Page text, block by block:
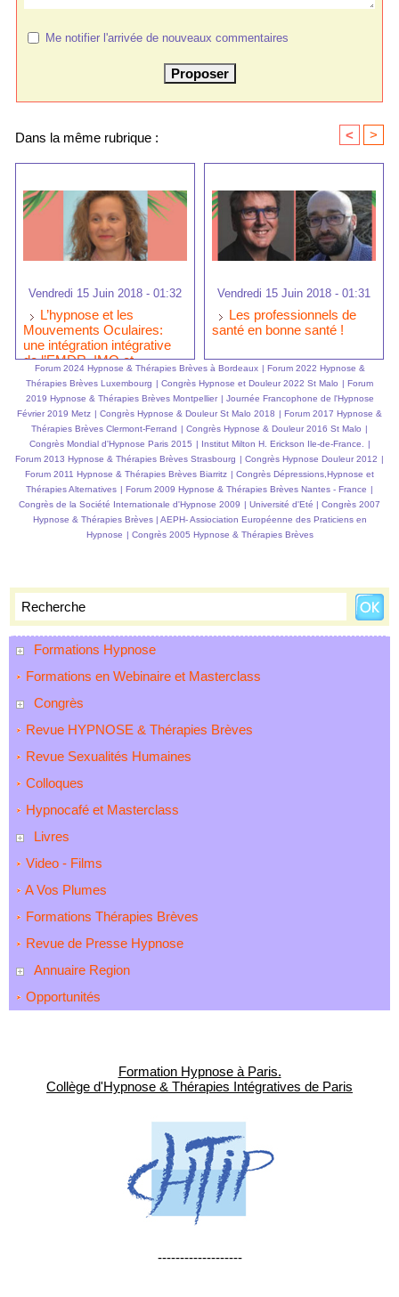
Formations Hypnose
Formations en Webinaire et Masterclass
Congrès
Revue HYPNOSE & Thérapies Brèves
Revue Sexualités Humaines
Colloques
Hypnocafé et Masterclass
Livres
Video - Films
A Vos Plumes
Formations Thérapies Brèves
Revue de Presse Hypnose
Annuaire Region
Opportunités
Formation Hypnose à Paris.
Collège d'Hypnose & Thérapies Intégratives de Paris
-------------------
Me notifier l'arrivée de nouveaux commentaires
Dans la même rubrique : < >
Vendredi 15 Juin 2018 - 01:32
L’hypnose et les
Mouvements Oculaires:
une intégration intégrative
de l’EMDR, IMO et
l'hypnose ericksonienne
Vendredi 15 Juin 2018 - 01:31
Les professionnels de
santé en bonne santé !
Forum 2024 Hypnose & Thérapies Brèves à Bordeaux | Forum 2022 Hypnose &
Thérapies Brèves Luxembourg | Congrès Hypnose et Douleur 2022 St Malo | Forum
2019 Hypnose & Thérapies Brèves Montpellier | Journée Francophone de l'Hypnose
Février 2019 Metz | Congrès Hypnose & Douleur St Malo 2018 | Forum 2017 Hypnose &
Thérapies Brèves Clermont-Ferrand | Congrès Hypnose & Douleur 2016 St Malo |
Congrès Mondial d'Hypnose Paris 2015 | Institut Milton H. Erickson Ile-de-France. |
Forum 2013 Hypnose & Thérapies Brèves Strasbourg | Congrès Hypnose Douleur 2012 |
Forum 2011 Hypnose & Thérapies Brèves Biarritz | Congrès Dépressions,Hypnose et
Thérapies Alternatives | Forum 2009 Hypnose & Thérapies Brèves Nantes - France |
Congrès de la Société Internationale d'Hypnose 2009 | Université d'Eté | Congrès 2007
Hypnose & Thérapies Brèves | AEPH- Assiociation Européenne des Praticiens en
Hypnose | Congrès 2005 Hypnose & Thérapies Brèves